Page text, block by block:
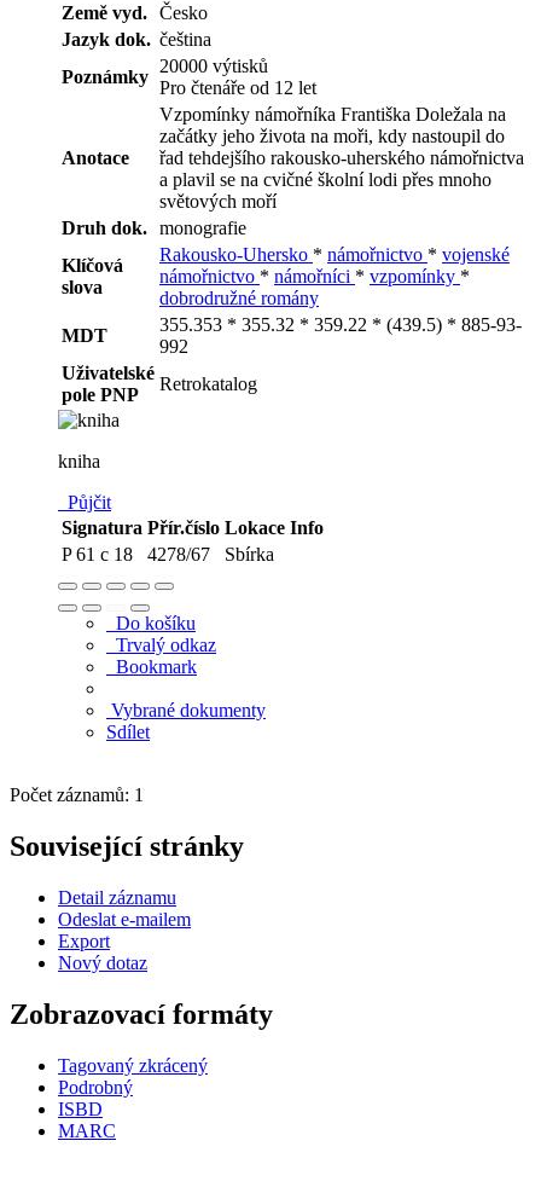
Země vyd. Česko
Jazyk dok. čeština
Poznámky
20000 výtisků
Pro čtenáře od 12 let
Anotace
Vzpomínky námořníka Františka Doležala na
začátky jeho života na moři, kdy nastoupil do
řad tehdejšího rakousko-uherského námořnictva
a plavil se na cvičné školní lodi přes mnoho
světových moří
Druh dok. monografie
Klíčová
slova
Rakousko-Uhersko * námořnictvo * vojenské
námořnictvo * námořníci * vzpomínky *
dobrodružné romány
MDT
355.353 * 355.32 * 359.22 * (439.5) * 885-93-
992
Uživatelské
pole PNP
Retrokatalog
kniha
Půjčit
Signatura Přír.číslo Lokace Info
P 61 c 18
4278/67 Sbírka
Do košíku
Trvalý odkaz
Bookmark
Vybrané dokumenty
Sdílet
Počet záznamů: 1
Související stránky
Detail záznamu
Odeslat e-mailem
Export
Nový dotaz
Zobrazovací formáty
Tagovaný zkrácený
Podrobný
ISBD
MARC